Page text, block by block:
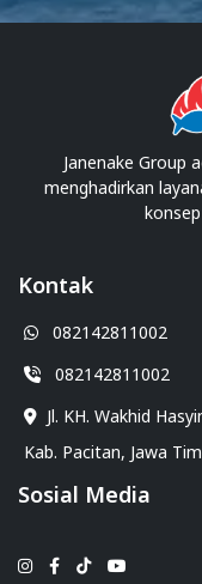
Janenake Group
menghadirkan
Kontak
082142811002
082142811002
Jl. KH. Wakhid
Kab. Pacitan, Jawa
Sosial Media